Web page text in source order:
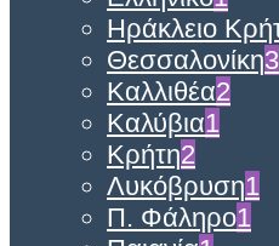
Ηράκλειο
Θεσσαλονίκη3
Καλλιθέα2
Καλύβια1
Κρήτη2
Λυκόβρυση1
Π. Φάληρο1